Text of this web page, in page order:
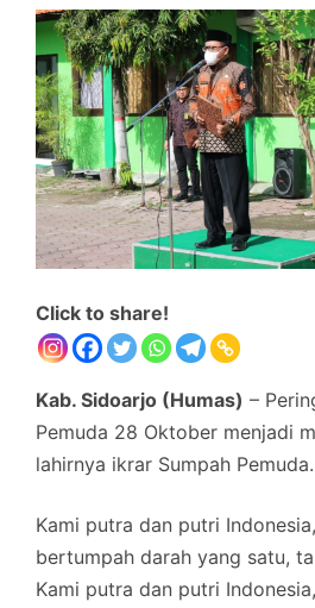
Click to share!
Kab. Sidoarjo (Humas) –
Pemuda 28 Oktober menjadi
lahirnya ikrar Sumpah Pemuda.
Kami putra dan putri
bertumpah darah yang satu,
Kami putra dan putri